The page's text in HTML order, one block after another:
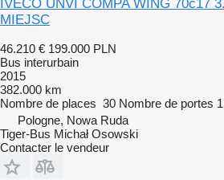
IVECO UNVI COMPA WING 70c17
MIEJSC
46.210 € 199.000 PLN
Bus interurbain
2015
382.000 km
Nombre de places 30 Nombre de portes 1
Pologne, Nowa Ruda
Tiger-Bus Michał Osowski
Contacter le vendeur